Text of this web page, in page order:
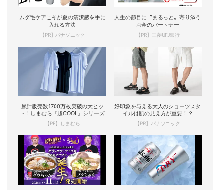
ムダ毛ケアこそが夏の清潔感を手に
入れる方法
【PR】パナソニック
人生の節目に〝まるっと〟寄り添う
お金のパートナー
【PR】三菱UFJ銀行
累計販売数1700万枚突破の大ヒッ
ト！しまむら『超COOL』シリーズ
【PR】しまむら
好印象を与える大人のショーツスタ
イルは肌の見え方が重要！？
【PR】パナソニック